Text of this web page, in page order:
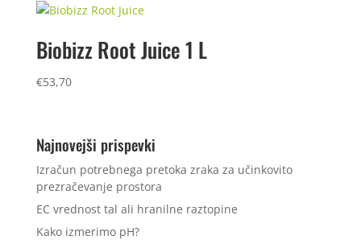
Biobizz Root Juice 1 L
€53,70
Najnovejši prispevki
Izračun potrebnega pretoka zraka za učinkovito
prezračevanje prostora
EC vrednost tal ali hranilne raztopine
Kako izmerimo pH?